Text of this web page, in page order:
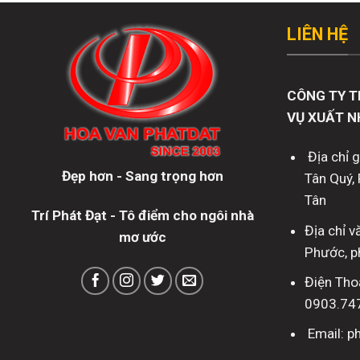
Đẹp hơn - Sang trọng hơn
Trí Phát Đạt - Tô điểm cho ngôi nhà
mơ ước
LIÊN HỆ
CÔNG TY
VỤ XUẤT
Địa chỉ
Tân
Tân
Địa chỉ
Phước,
Điện
Email: